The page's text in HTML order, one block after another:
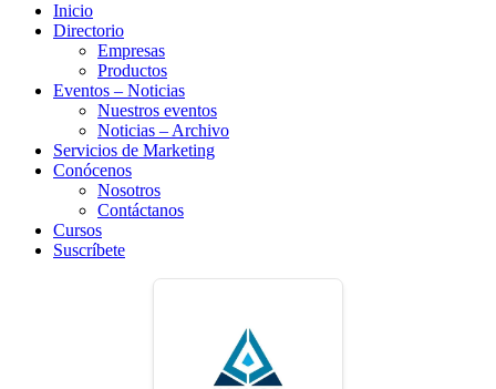
Inicio
Directorio
Empresas
Productos
Eventos – Noticias
Nuestros eventos
Noticias – Archivo
Servicios de Marketing
Conócenos
Nosotros
Contáctanos
Cursos
Suscríbete